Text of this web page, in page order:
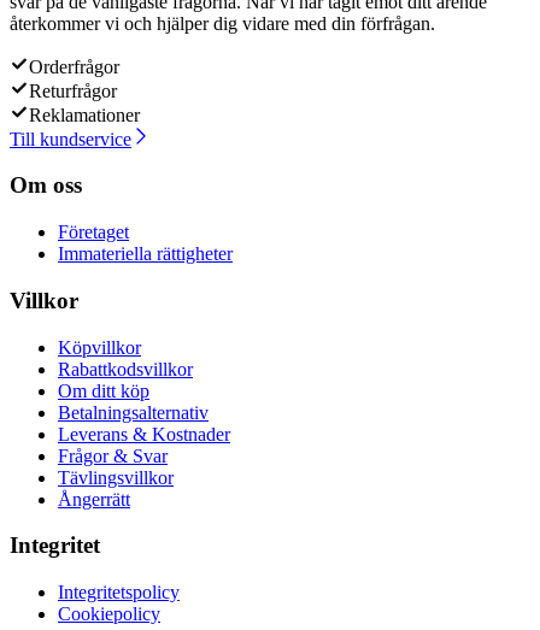
återkommer vi och hjälper dig vidare med din förfrågan.
Orderfrågor
Returfrågor
Reklamationer
Till kundservice
Om oss
Företaget
Immateriella rättigheter
Villkor
Köpvillkor
Rabattkodsvillkor
Om ditt köp
Betalningsalternativ
Leverans & Kostnader
Frågor & Svar
Tävlingsvillkor
Ångerrätt
Integritet
Integritetspolicy
Cookiepolicy